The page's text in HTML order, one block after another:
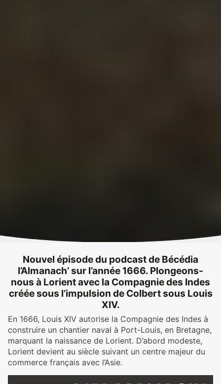
Nouvel épisode du podcast de Bécédia
l’Almanach’ sur l’année 1666. Plongeons-
nous à Lorient avec la Compagnie des Indes
créée sous l’impulsion de Colbert sous Louis
XIV.
En 1666, Louis XIV autorise la Compagnie des Indes à
construire un chantier naval à Port-Louis, en Bretagne,
marquant la naissance de Lorient. D’abord modeste,
Lorient devient au siècle suivant un centre majeur du
commerce français avec l’Asie.